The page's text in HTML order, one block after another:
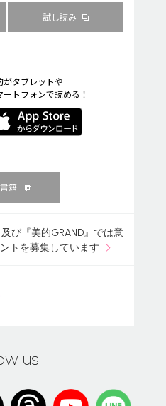
試し読み
がタブレットや
ートフォンで読める！
籍
び『美的GRAND』では意
トを募集しています
us!